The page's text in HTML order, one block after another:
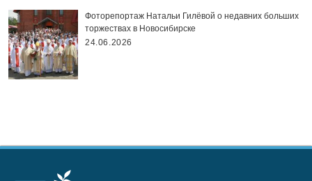
Фоторепортаж Натальи Гилёвой о недавних больших
торжествах в Новосибирске
24.06.2026